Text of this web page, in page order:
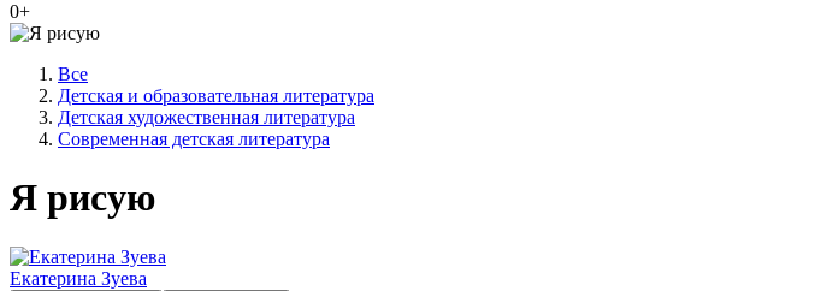
0+
Все
Детская и образовательная литература
Детская художественная литература
Современная детская литература
Я рисую
Екатерина Зуева